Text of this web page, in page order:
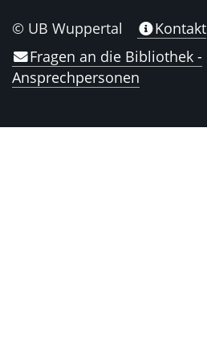
© UB Wuppertal
Kontakt
Fragen an die Bibliothek -
Ansprechpersonen